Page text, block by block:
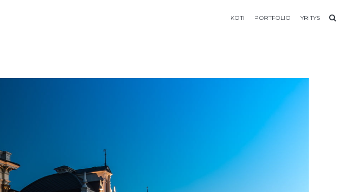
KOTI PORTFOLIO YRITYS